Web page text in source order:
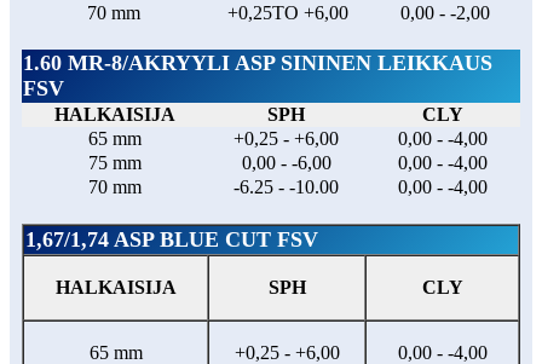
70 mm
+0,25TO +6,00 0,00 - -2,00
1.60 MR-8/AKRYYLI ASP SININEN LEIKKAUS
FSV
HALKAISIJA SPH
CLY
65 mm
+0,25 - +6,00
0,00 - -4,00
75 mm
0,00 - -6,00
0,00 - -4,00
70 mm
-6.25 - -10.00 0,00 - -4,00
1,67/1,74 ASP BLUE CUT FSV
HALKAISIJA SPH CLY
65 mm +0,25 - +6,00 0,00 - -4,00